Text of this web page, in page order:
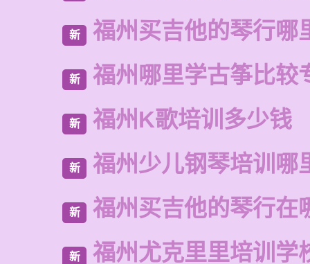
新 福州买吉他的琴行哪
新 福州哪里学古筝比较
新 福州K歌培训多少钱
新 福州少儿钢琴培训哪
新 福州买吉他的琴行在
新 福州尤克里里培训学